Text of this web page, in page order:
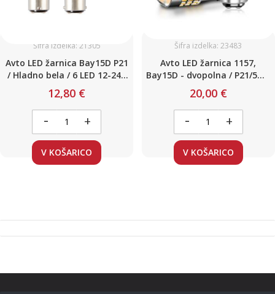
Šifra izdelka: 21305
Avto LED žarnica Bay15D P21
/ Hladno bela / 6 LED 12-24V
Canbus 2x
12,80 €
- +
V KOŠARICO
Šifra izdelka: 23483
Avto LED žarnica 1157,
Bay15D - dvopolna / P21/5W /
Oranžna / 78 LED z LEČO / 12-
24V Canbus / 2 kosa
20,00 €
- +
V KOŠARICO